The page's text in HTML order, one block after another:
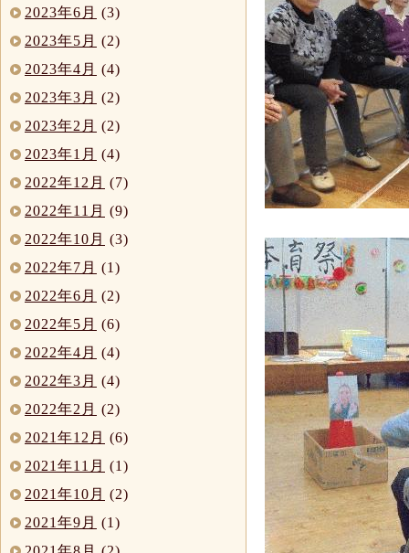
2023年6月 (3)
2023年5月 (2)
2023年4月 (4)
2023年3月 (2)
2023年2月 (2)
2023年1月 (4)
2022年12月 (7)
2022年11月 (9)
2022年10月 (3)
2022年7月 (1)
2022年6月 (2)
2022年5月 (6)
2022年4月 (4)
2022年3月 (4)
2022年2月 (2)
2021年12月 (6)
2021年11月 (1)
2021年10月 (2)
2021年9月 (1)